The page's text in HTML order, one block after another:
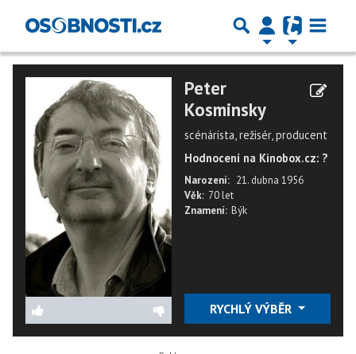
Peter
Kosminsky
scénárista, režisér, producent
Hodnocení na Kinobox.cz: ?
Narození: 21. dubna 1956
Věk: 70 let
Znamení: Býk
RYCHLÝ VÝBĚR